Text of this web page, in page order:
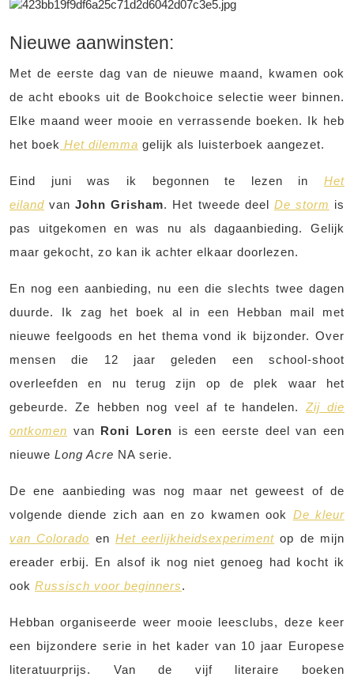
Nieuwe aanwinsten:
Met de eerste dag van de nieuwe maand, kwamen ook
de acht ebooks uit de Bookchoice selectie weer binnen.
Elke maand weer mooie en verrassende boeken. Ik heb
het boek Het dilemma gelijk als luisterboek aangezet.
Eind juni was ik begonnen te lezen in Het
eiland van John Grisham. Het tweede deel De storm is
pas uitgekomen en was nu als dagaanbieding. Gelijk
maar gekocht, zo kan ik achter elkaar doorlezen.
En nog een aanbieding, nu een die slechts twee dagen
duurde. Ik zag het boek al in een Hebban mail met
nieuwe feelgoods en het thema vond ik bijzonder. Over
mensen die 12 jaar geleden een school-shoot
overleefden en nu terug zijn op de plek waar het
gebeurde. Ze hebben nog veel af te handelen.Zij die
ontkomen van Roni Loren is een eerste deel van een
nieuwe Long Acre NA serie.
De ene aanbieding was nog maar net geweest of de
volgende diende zich aan en zo kwamen ook De kleur
van Colorado en Het eerlijkheidsexperiment op de mijn
ereader erbij. En alsof ik nog niet genoeg had kocht ik
ook Russisch voor beginners.
Hebban organiseerde weer mooie leesclubs, deze keer
een bijzondere serie in het kader van 10 jaar Europese
literatuurprijs. Van de vijf literaire boeken